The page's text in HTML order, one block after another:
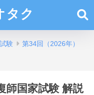
タク
験 第34回（2026年）
師国家試験 解説